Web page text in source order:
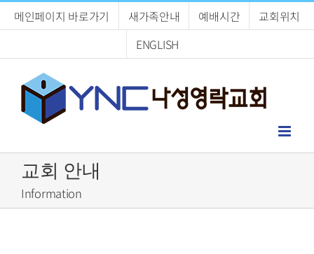
메인페이지 바로가기 새가족안내 예배시간
교회위치
ENGLISH
교회 안내
Information